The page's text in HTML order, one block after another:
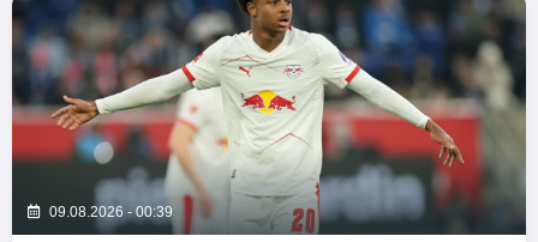
09.08.2026 - 00:39